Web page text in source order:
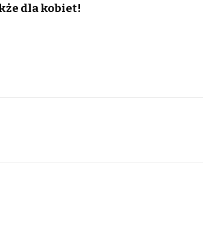
dla kobiet!